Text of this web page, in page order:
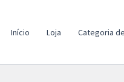
Início Loja Categoria